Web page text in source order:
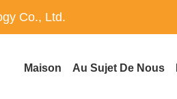
Co., Ltd.
Maison Au Sujet De Nous